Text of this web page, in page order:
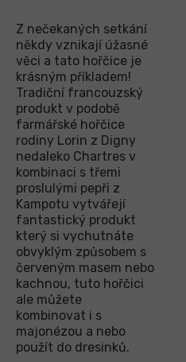
Z nečekaných setkání
někdy vznikají úžasné
věci a tato hořčice je
krásným příkladem!
Tradiční francouzský
produkt v podobě
farmářské hořčice
rodiny Lorin z Digny
nedaleko Chartres v
kombinaci s třemi
proslulými pepři z
Kampotu vytvářejí
fantastický produkt
který si vychutnáte
obvyklým způsobem s
červeným masem nebo
kachnou, tuto hořčici
ale můžete
kombinovat i s
majonézou a nebo
použít do dresinků.